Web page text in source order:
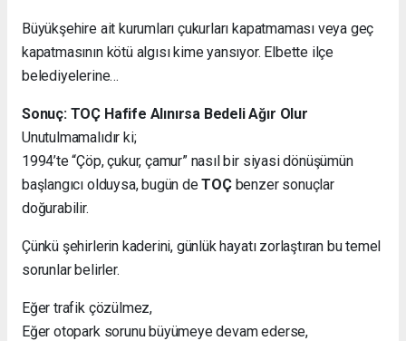
Büyükşehire ait kurumları çukurları kapatmaması veya geç
kapatmasının kötü algısı kime yansıyor. Elbette ilçe
belediyelerine…
Sonuç: TOÇ Hafife Alınırsa Bedeli Ağır Olur
Unutulmamalıdır ki;
1994’te “Çöp, çukur, çamur” nasıl bir siyasi dönüşümün
başlangıcı olduysa, bugün deTOÇbenzer sonuçlar
doğurabilir.
Çünkü şehirlerin kaderini, günlük hayatı zorlaştıran bu temel
sorunlar belirler.
Eğer trafik çözülmez,
Eğer otopark sorunu büyümeye devam ederse,